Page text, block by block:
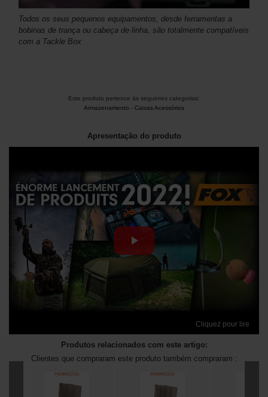
Todos os seus pequenos equipamentos, desde ferramentas a
bobinas de trança ou cabeça de linha, são totalmente compatíveis
com a Tackle Box
Este produto pertence às seguintes categorias:
Armazenamento - Caixas Acessórios
Apresentação do produto
Cliquez pour lire
Produtos relacionados com este artigo:
Clientes que compraram este produto também compraram :